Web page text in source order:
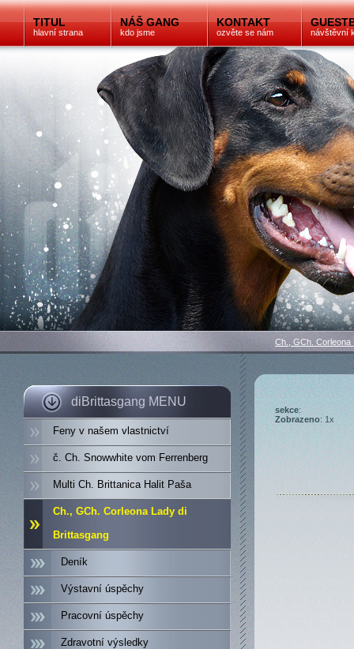
TITUL
hlavní strana
NÁŠ GANG
kdo jsme
KONTAKT
ozvěte se nám návštěvní
diBrittasgang MENU
Feny v našem vlastnictví
č. Ch. Snowwhite vom Ferrenberg
Multi Ch. Brittanica Halit Paša
Ch., GCh. Corleona Lady di
Brittasgang
Deník
Výstavní úspěchy
Pracovní úspěchy
Zdravotní výsledky
Ch., GCh. Corleona
sekce:
Zobrazeno: 1x